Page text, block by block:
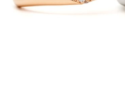
カタログ請求